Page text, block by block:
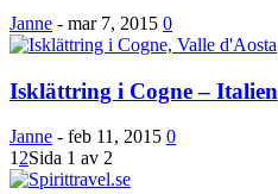
Janne - mar 7, 2015 0
Isklättring i Cogne – Italien
Janne - feb 11, 2015 0
12Sida 1 av 2